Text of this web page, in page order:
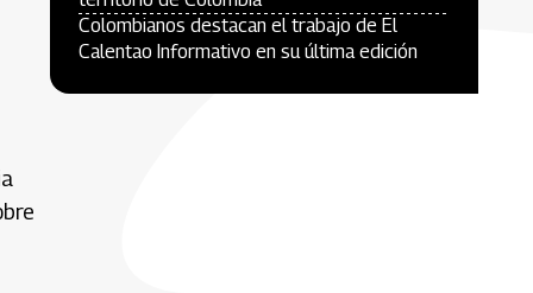
Colombianos destacan el trabajo de El
Calentao Informativo en su última edición